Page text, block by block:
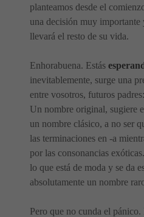
planteamos desde el
una decisión muy importante
llevará el resto de su vida.
Enhorabuena. Estás
inevitablemente, surge una
entre vosotros, futuros
Un nombre original, sugiere
un nombre clásico, a no ser
las terminaciones en -a
por las consonancias
lo que está de moda y se da
absolutamente un nombre
Pero que no cunda el